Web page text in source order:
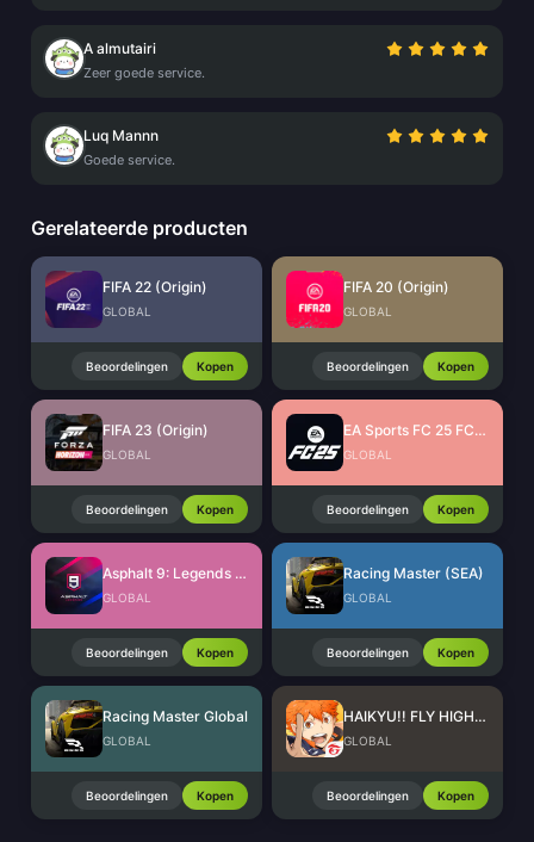
A almutairi
Zeer goede service.
Luq Mannn
Goede service.
Gerelateerde producten
FIFA 22 (Origin)
GLOBAL
Beoordelingen Kopen
FIFA 20 (Origin)
GLOBAL
Beoordelingen Kopen
FIFA 23 (Origin)
GLOBAL
Beoordelingen Kopen
EA Sports FC 25 FC Points (EA App)
GLOBAL
Beoordelingen Kopen
Asphalt 9: Legends Tokens
GLOBAL
Beoordelingen Kopen
Racing Master (SEA)
GLOBAL
Beoordelingen Kopen
Racing Master Global
GLOBAL
Beoordelingen Kopen
HAIKYU!! FLY HIGH SEA Top Up
GLOBAL
Beoordelingen Kopen